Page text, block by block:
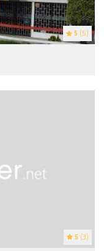
5 (5)
5 (3)